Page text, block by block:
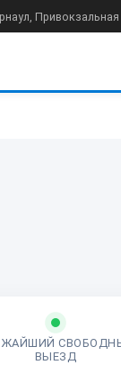
Привокзальная
ВЫЕЗД